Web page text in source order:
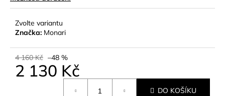
Zvolte variantu
Značka: Monari
4 160 Kč –48 %
2 130 Kč
DO KOŠÍKU
D
p
o